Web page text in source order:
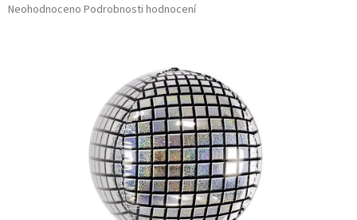
Průměrné
Neohodnoceno Podrobnosti hodnocení